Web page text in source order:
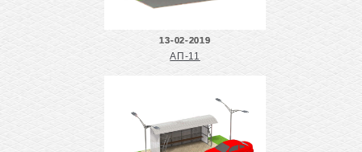
13-02-2019
АП-11